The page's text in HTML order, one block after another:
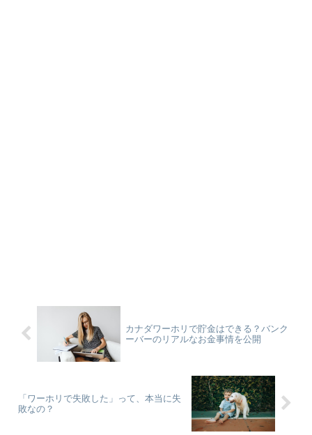
カナダワーホリで貯金はできる？バンク
ーバーのリアルなお金事情を公開
「ワーホリで失敗した」って、本当に失
敗なの？